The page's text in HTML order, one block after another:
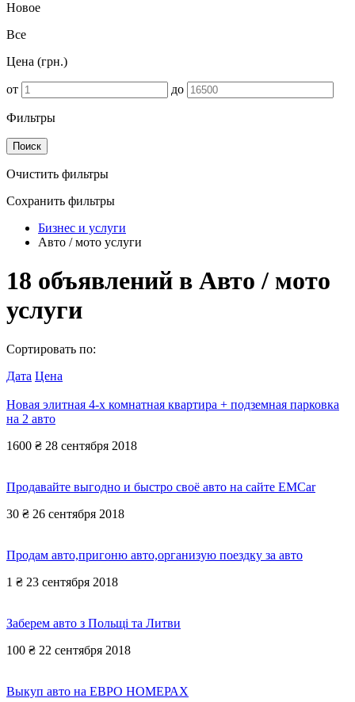
Новое
Все
Цена (грн.)
от до
Фильтры
Поиск
Очистить фильтры
Сохранить фильтры
Бизнес и услуги
Авто / мото услуги
18 объявлений в Авто / мото
услуги
Сортировать по:
Дата Цена
Новая элитная 4-х комнатная квартира + подземная парковка
на 2 авто
1600 ₴ 28 сентября 2018
Продавайте выгодно и быстро своё авто на сайте EMCar
30 ₴ 26 сентября 2018
Продам авто,пригоню авто,организую поездку за авто
1 ₴ 23 сентября 2018
Заберем авто з Польщі та Литви
100 ₴ 22 сентября 2018
Выкуп авто на ЕВРО НОМЕРАХ